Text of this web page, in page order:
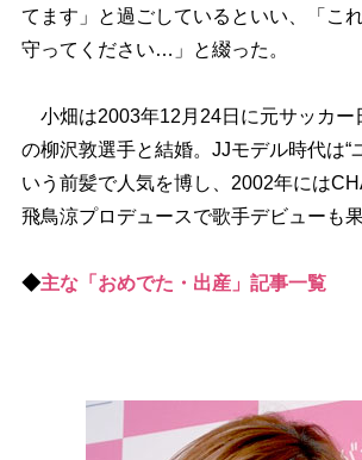
てます」と過ごしているといい、「こ
守ってください…」と綴った。
小畑は2003年12月24日に元サッカー
の柳沢敦選手と結婚。JJモデル時代は“
いう前髪で人気を博し、2002年には
飛鳥涼プロデュースで歌手デビューも
◆主な「おめでた・出産」記事一覧